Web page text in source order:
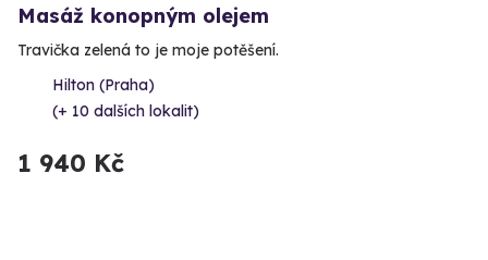
Masáž konopným olejem
Travička zelená to je moje potěšení.
Hilton (Praha)
(+ 10 dalších lokalit)
1 940 Kč